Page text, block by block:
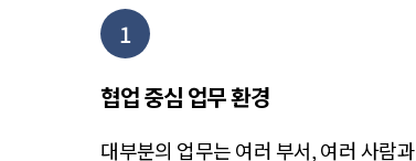
1
협업 중심 업무 환경
대부분의 업무는 여러 부서, 여러 사람과